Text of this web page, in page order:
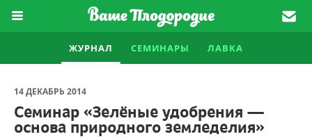
ЖУРНАЛ СЕМИНАРЫ ЛАВКА
14 ДЕКАБРЬ 2014
Семинар «Зелёные удобрения —
основа природного земледелия»